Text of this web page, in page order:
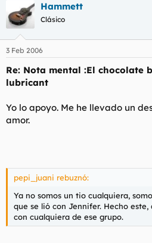
Hammett
Clásico
3 Feb 2006
Re: Nota mental :El chocolate
lubricant
Yo lo apoyo. Me he llevado un
amor.
pepi_juani rebuznó:
Ya no somos un tio cualquiera,
que se lió con Jennifer. Hecho
con cualquiera de ese grupo.